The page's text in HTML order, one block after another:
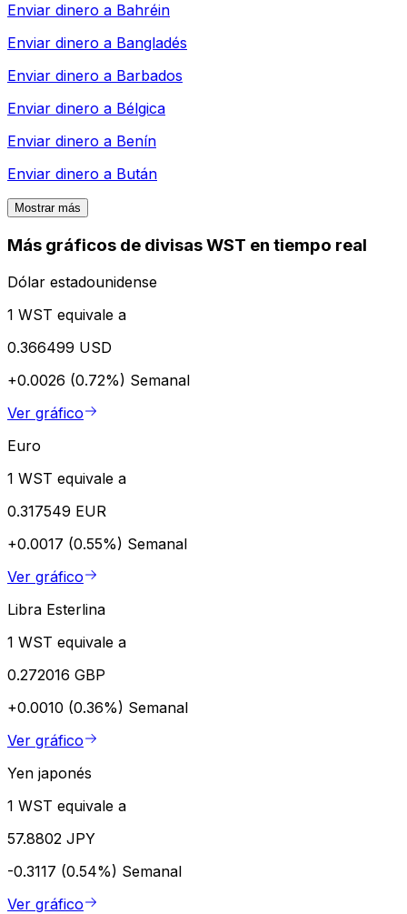
Enviar dinero a Bahréin
Enviar dinero a Bangladés
Enviar dinero a Barbados
Enviar dinero a Bélgica
Enviar dinero a Benín
Enviar dinero a Bután
Mostrar más
Más gráficos de divisas WST en tiempo real
Dólar estadounidense
1 WST equivale a
0.366499 USD
+0.0026 (0.72%) Semanal
Ver gráfico
Euro
1 WST equivale a
0.317549 EUR
+0.0017 (0.55%) Semanal
Ver gráfico
Libra Esterlina
1 WST equivale a
0.272016 GBP
+0.0010 (0.36%) Semanal
Ver gráfico
Yen japonés
1 WST equivale a
57.8802 JPY
-0.3117 (0.54%) Semanal
Ver gráfico